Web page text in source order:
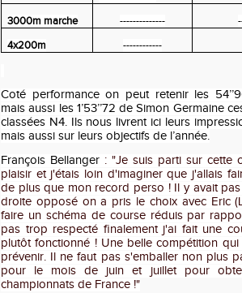
3000m marche
--------------
4x200m
------------
Coté performance on peut retenir les
mais aussi les 1’53’’72 de Simon Germaine
classées N4. Ils nous livrent ici leurs
mais aussi sur leurs objectifs de l’année.
François Bellanger : "Je suis parti sur cette
plaisir et j'étais loin d'imaginer que j'allais
de plus que mon record perso ! Il y avait
droite opposé on a pris le choix avec Eric
faire un schéma de course réduis par
pas trop respecté finalement j'ai fait une
plutôt fonctionné ! Une belle compétition
prévenir. Il ne faut pas s'emballer non plus
pour le mois de juin et juillet pour
championnats de France !"